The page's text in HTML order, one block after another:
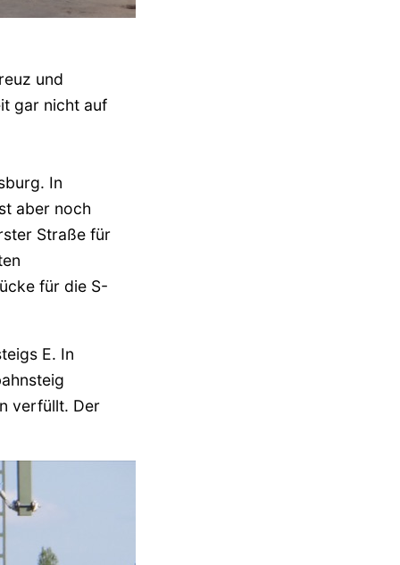
und
gar nicht auf
In
aber noch
Straße für
für die S-
E. In
verfüllt. Der